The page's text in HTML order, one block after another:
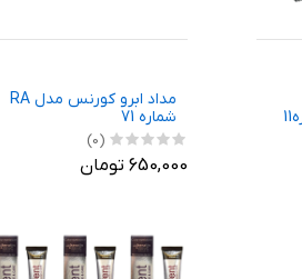
مداد ابرو کورنس مدل RA
شماره 71
(0)
650,000 تومان